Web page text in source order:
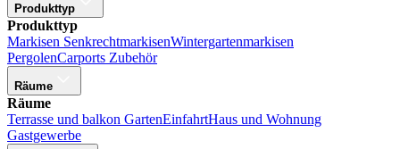
Produkttyp
Produkttyp
Markisen SenkrechtmarkisenWintergartenmarkisen
PergolenCarports Zubehör
Räume
Räume
Terrasse und balkon GartenEinfahrtHaus und Wohnung
Gastgewerbe